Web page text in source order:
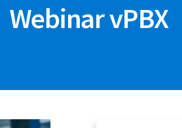
Webinar vPBX